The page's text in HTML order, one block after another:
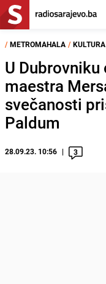
/ METROMAHALA / KULTURA
U
maestra
svečanosti
Paldum
28.09.23. 10:56 3